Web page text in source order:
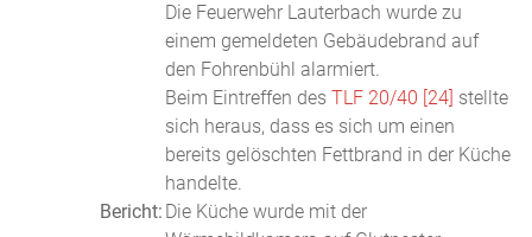
Bericht:
Die Feuerwehr Lauterbach wurde zu
einem gemeldeten Gebäudebrand auf
den Fohrenbühl alarmiert.
Beim Eintreffen des TLF 20/40 [24] stellte
sich heraus, dass es sich um einen
bereits gelöschten Fettbrand in der Küche
handelte.
Die Küche wurde mit der